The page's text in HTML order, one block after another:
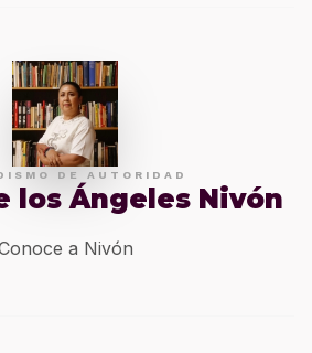
DE AUTORIDAD
los Ángeles Nivón
a Nivón